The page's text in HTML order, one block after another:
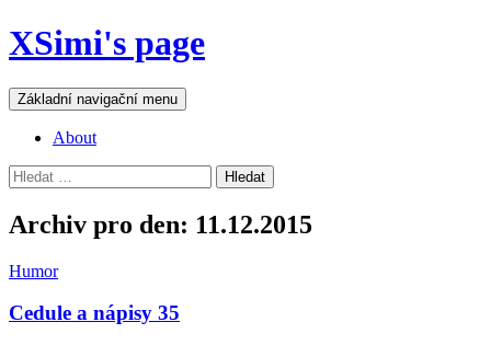
Přejít
k
webu
XSimi's page
Hledat
Základní navigační menu
About
Vyhledávání
Archiv pro den: 11.12.2015
Humor
Cedule a nápisy 35